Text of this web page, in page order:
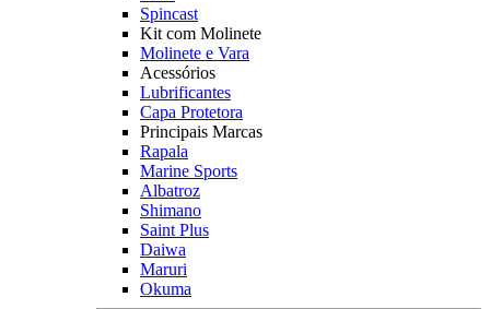
Spincast
Kit com Molinete
Molinete e Vara
Acessórios
Lubrificantes
Capa Protetora
Principais Marcas
Rapala
Marine Sports
Albatroz
Shimano
Saint Plus
Daiwa
Maruri
Okuma